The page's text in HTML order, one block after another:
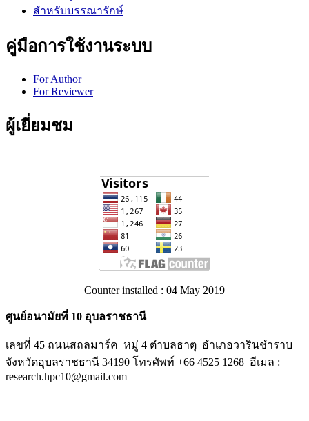
สำหรับบรรณารักษ์
คู่มือการใช้งานระบบ
For Author
For Reviewer
ผู้เยี่ยมชม
Counter installed : 04 May 2019
ศูนย์อนามัยที่ 10 อุบลราชธานี
เลขที่ 45 ถนนสถลมาร์ค หมู่ 4 ตำบลธาตุ อำเภอวารินชำราบ
จังหวัดอุบลราชธานี 34190 โทรศัพท์ +66 4525 1268 อีเมล :
research.hpc10@gmail.com